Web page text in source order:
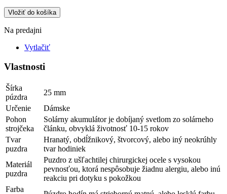
Vložiť do košíka
Na predajni
Vytlačiť
Vlastnosti
Šírka
púzdra
25 mm
Určenie
Dámske
Pohon
strojčeka
Solárny akumulátor je dobíjaný svetlom zo solárneho
článku, obvyklá životnosť 10-15 rokov
Tvar
puzdra
Hranatý, obdĺžnikový, štvorcový, alebo iný neokrúhly
tvar hodiniek
Materiál
puzdra
Puzdro z ušľachtilej chirurgickej ocele s vysokou
pevnosťou, ktorá nespôsobuje žiadnu alergiu, alebo inú
reakciu pri dotyku s pokožkou
Farba